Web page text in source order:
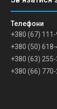
+380 (67)
+380 (50) 618-
+380 (63)
+380 (66)